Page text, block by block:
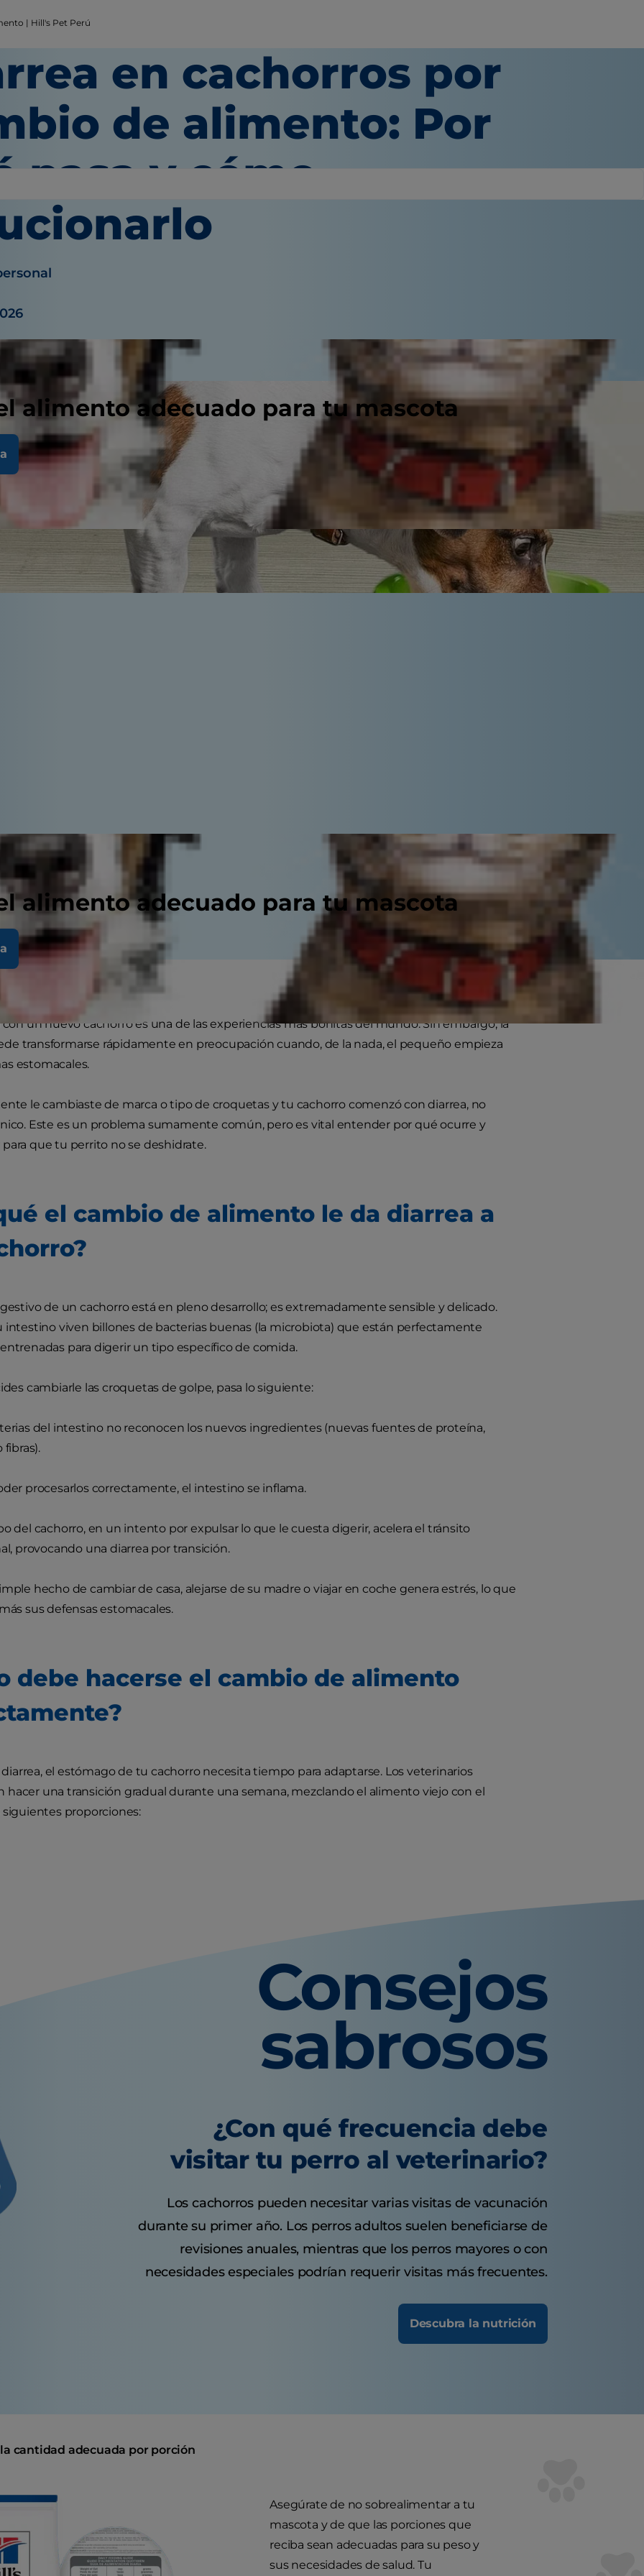
alimento adecuado para tu mascota
alimento adecuado para tu mascota
| Hill's Pet Perú
en cachorros por
de alimento: Por
pasa y cómo
con un nuevo cachorro es una de las experiencias más bonitas del mundo. Sin embargo, la
transformarse rápidamente en preocupación cuando, de la nada, el pequeño empieza
estomacales.
le cambiaste de marca o tipo de croquetas y tu cachorro comenzó con diarrea, no
Este es un problema sumamente común, pero es vital entender por qué ocurre y
que tu perrito no se deshidrate.
el cambio de alimento le da diarrea a
de un cachorro está en pleno desarrollo; es extremadamente sensible y delicado.
intestino viven billones de bacterias buenas (la microbiota) que están perfectamente
para digerir un tipo específico de comida.
cambiarle las croquetas de golpe, pasa lo siguiente:
del intestino no reconocen los nuevos ingredientes (nuevas fuentes de proteína,
fibras).
procesarlos correctamente, el intestino se inflama.
del cachorro, en un intento por expulsar lo que le cuesta digerir, acelera el tránsito
provocando una diarrea por transición.
hecho de cambiar de casa, alejarse de su madre o viajar en coche genera estrés, lo que
sus defensas estomacales.
debe hacerse el cambio de alimento
diarrea, el estómago de tu cachorro necesita tiempo para adaptarse. Los veterinarios
hacer una transición gradual durante una semana, mezclando el alimento viejo con el
siguientes proporciones:
Consejos
sabrosos
¿Con qué frecuencia debe
visitar tu perro al veterinario?
Los cachorros pueden necesitar varias visitas de vacunación
durante su primer año. Los perros adultos suelen beneficiarse de
revisiones anuales, mientras que los perros mayores o con
necesidades especiales podrían requerir visitas más frecuentes.
Descubra la nutrición
cantidad adecuada por porción
Asegúrate de no sobrealimentar a tu
mascota y de que las porciones que
reciba sean adecuadas para su peso y
sus necesidades de salud. Tu